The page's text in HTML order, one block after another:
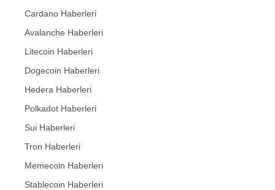
Cardano Haberleri
Avalanche Haberleri
Litecoin Haberleri
Dogecoin Haberleri
Hedera Haberleri
Polkadot Haberleri
Sui Haberleri
Tron Haberleri
Memecoin Haberleri
Stablecoin Haberleri